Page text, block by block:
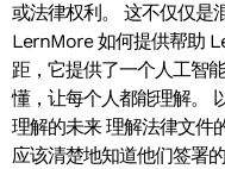
或法律权利。 这不仅仅是
LernMore 如何提供帮助
距，它提供了一个人工智
懂，让每个人都能理解。
理解的未来 理解法律文件
应该清楚地知道他们签署